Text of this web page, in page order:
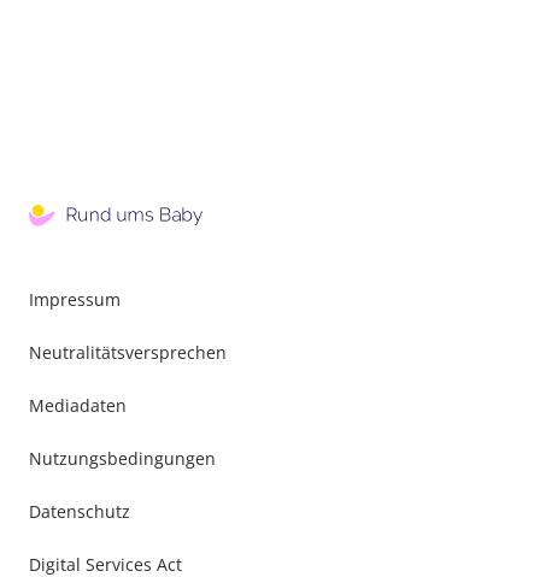
Impressum
Neutralitätsversprechen
Mediadaten
Nutzungsbedingungen
Datenschutz
Digital Services Act